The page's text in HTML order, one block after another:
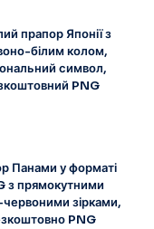
прапор Японії з
білим колом,
символ,
PNG
Панами у форматі
з прямокутними
зірками,
PNG